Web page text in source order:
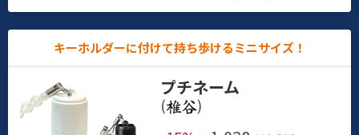
キーホルダーに付けて持ち歩けるミニサイズ！
プチネーム
(
)